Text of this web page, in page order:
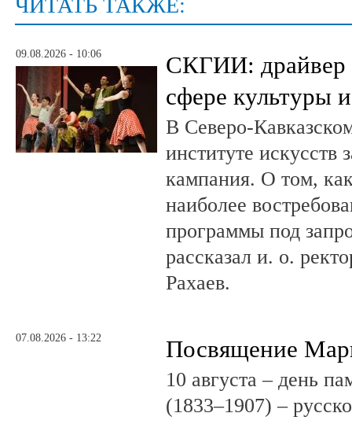
ЧИТАТЬ ТАКЖЕ:
09.08.2026 - 10:06
СКГИИ: драйвер
сфере культуры
В Северо-
институте искусств
кампания. О том,
наиболее
программы под
рассказал и. о.
Рахаев.
07.08.2026 - 13:22 Посвящение
10 августа – день
(1833–1907) –